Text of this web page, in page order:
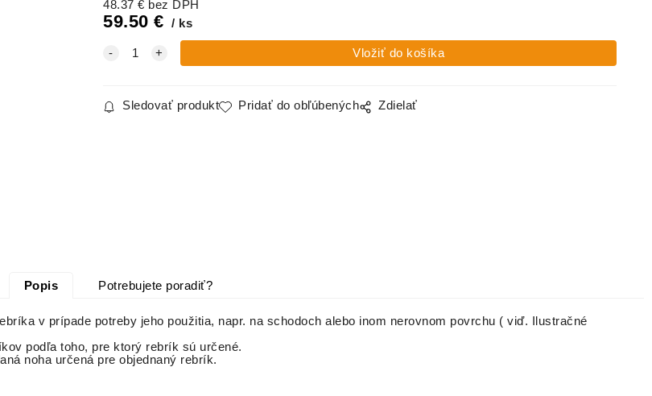
48.37 € bez DPH
59.50 € ks
Sledovať produkt Pridať do obľúbených Zdielať
Popis Potrebujete poradiť?
v prípade potreby jeho použitia, napr. na schodoch alebo inom nerovnom povrchu ( viď. Ilustračné
podľa toho, pre ktorý rebrík sú určené.
noha určená pre objednaný rebrík.